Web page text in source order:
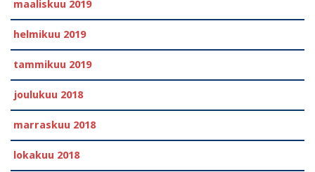
maaliskuu 2019
helmikuu 2019
tammikuu 2019
joulukuu 2018
marraskuu 2018
lokakuu 2018